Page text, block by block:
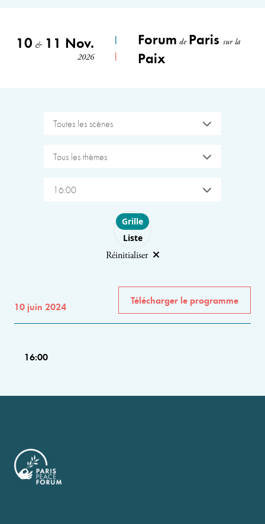
10 &11 Nov.
2026
Forum de Parissur la
Paix
Toutes les scènes
Tous les thèmes
16:00
Choose layout
Grille
Liste
Réinitialiser
10 juin 2024
Télécharger le programme
16:00